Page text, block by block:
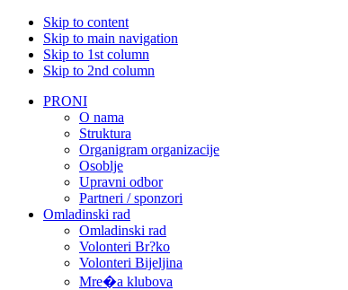
Skip to content
Skip to main navigation
Skip to 1st column
Skip to 2nd column
PRONI
O nama
Struktura
Organigram organizacije
Osoblje
Upravni odbor
Partneri / sponzori
Omladinski rad
Omladinski rad
Volonteri Br?ko
Volonteri Bijeljina
Mre�a klubova